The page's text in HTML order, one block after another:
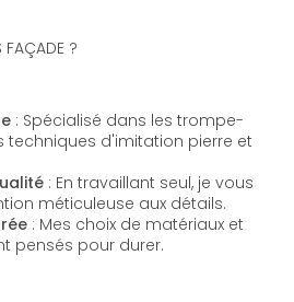
?
: Spécialisé dans les trompe-
techniques d'imitation pierre et
: En travaillant seul, je vous
méticuleuse aux détails.
: Mes choix de matériaux et
pensés pour durer.